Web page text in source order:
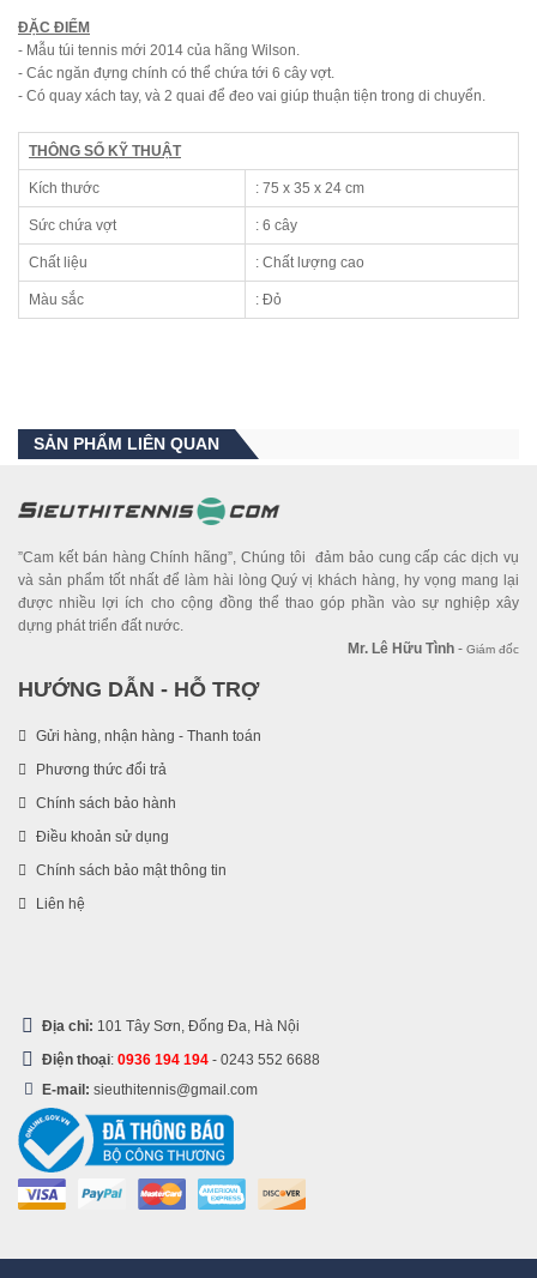
ĐẶC ĐIỂM
- Mẫu túi tennis mới 2014 của hãng Wilson.
- Các ngăn đựng chính có thể chứa tới 6 cây vợt.
- Có quay xách tay, và 2 quai để đeo vai giúp thuận tiện trong di chuyển.
THÔNG SỐ KỸ THUẬT
Kích thước : 75 x 35 x 24 cm
Sức chứa vợt : 6 cây
Chất liệu : Chất lượng cao
Màu sắc : Đỏ
SẢN PHẨM LIÊN QUAN
”Cam kết bán hàng Chính hãng”, Chúng tôi đảm bảo cung cấp các dịch vụ
và sản phẩm tốt nhất để làm hài lòng Quý vị khách hàng, hy vọng mang lại
được nhiều lợi ích cho cộng đồng thể thao góp phần vào sự nghiệp xây
dựng phát triển đất nước.
Mr. Lê Hữu Tình - Giám đốc
HƯỚNG DẪN - HỖ TRỢ
Gửi hàng, nhận hàng - Thanh toán
Phương thức đổi trả
Chính sách bảo hành
Điều khoản sử dụng
Chính sách bảo mật thông tin
Liên hệ
Địa chỉ: 101 Tây Sơn, Đống Đa, Hà Nội
Điện thoại: 0936 194 194 - 0243 552 6688
E-mail: sieuthitennis@gmail.com